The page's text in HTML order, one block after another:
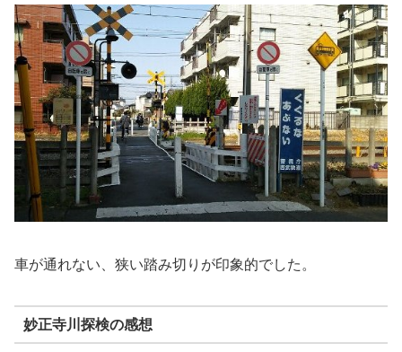
車が通れない、狭い踏み切りが印象的でした。
妙正寺川探検の感想